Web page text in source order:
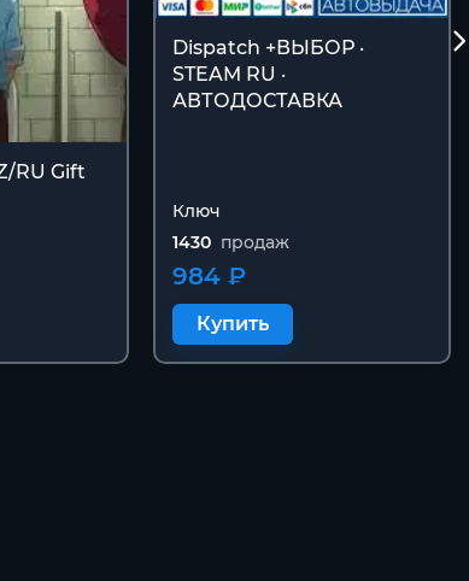
RU Gift
Dispatch +ВЫБОР ·
STEAM RU ·
АВТОДОСТАВКА
Ключ
1430 продаж
984 ₽
Купить